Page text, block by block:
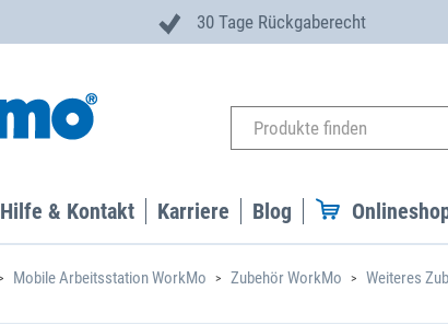
30 Tage Rückgaberecht
Hilfe & Kontakt Karriere Blog
Mobile Arbeitsstation WorkMo Zubehör WorkMo Weiteres